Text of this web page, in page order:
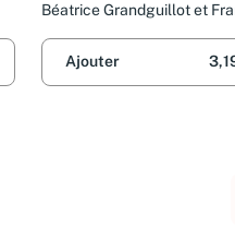
Béatrice Grandguillot et
Ajouter